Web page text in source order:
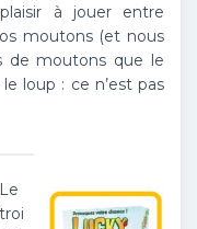
à jouer entre
moutons (et nous
de moutons que le
loup : ce n’est pas
Le
troi